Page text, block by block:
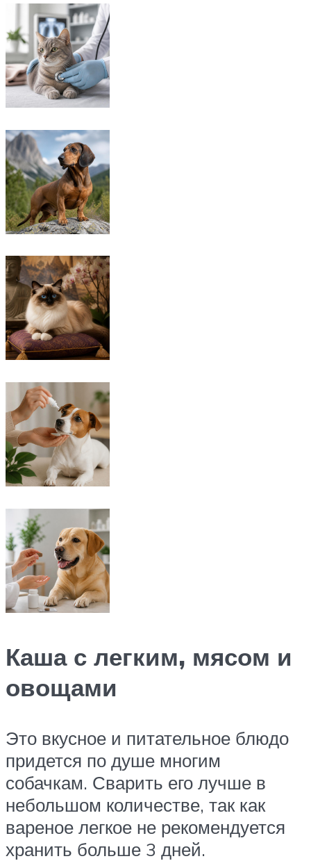
Каша с легким, мясом и
овощами
Это вкусное и питательное блюдо
придется по душе многим
собачкам. Сварить его лучше в
небольшом количестве, так как
вареное легкое не рекомендуется
хранить больше 3 дней.